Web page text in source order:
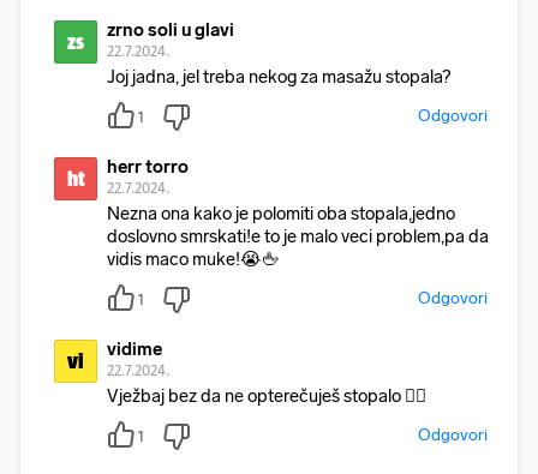
zs zrno soli u glavi
22.7.2024.
Joj jadna, jel treba nekog za masažu stopala?
1 Odgovori
ht herr torro
22.7.2024.
Nezna ona kako je polomiti oba stopala,jedno
doslovno smrskati!e to je malo veci problem,pa da
vidis maco muke!😭🖕
1 Odgovori
vi vidime
22.7.2024.
Vježbaj bez da ne opterečuješ stopalo 🤷‍♂️
1 Odgovori